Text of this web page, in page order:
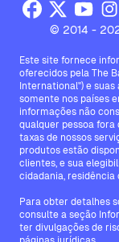
© 2014 -
Este site fornece
oferecidos pela The
International") e suas
somente nos países
informações não
qualquer pessoa fora
taxas de nossos
produtos estão
clientes, e sua
cidadania, residência
Para obter detalhes
consulte a seção
ter divulgações de